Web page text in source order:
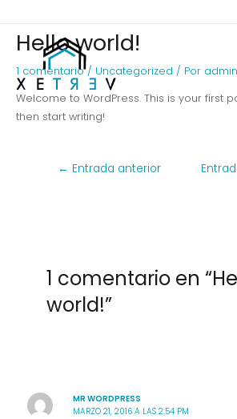
contenido
Hello world!
1 comentario / Uncategorized / Por
Welcome to WordPress. This is your first
then start writing!
Navegación
← Entrada anterior
1 comentario en
world!”
MR WORDPRESS
MARZO 21, 2016 A LAS 2:54 PM